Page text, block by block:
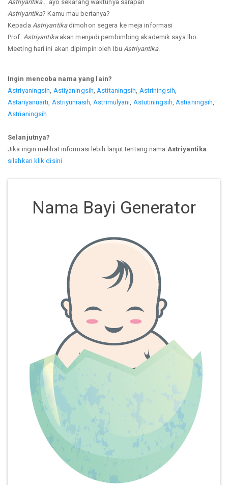
Astriyantika... ayo sekarang waktunya sarapan
Astriyantika? Kamu mau bertanya?
Kepada Astriyantikadimohon segera ke meja informasi
Prof. Astriyantikaakan menjadi pembimbing akademik saya lho..
Meeting hari ini akan dipimpin oleh Ibu Astriyantika.
Ingin mencoba nama yang lain?
Astriyaningsih Astiyaningsih Astitaningsih Astriningsih
Astariyanuarti Astriyuniasih Astrimulyani Astutiningsih Astianingsih
Astrianingsih
Selanjutnya?
Jika ingin melihat informasi lebih lanjut tentang nama Astriyantika
silahkan klik disini
Nama Bayi Generator